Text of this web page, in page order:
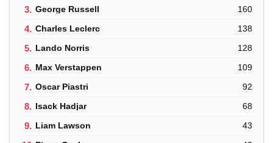
3. George Russell 160
4. Charles Leclerc 138
5. Lando Norris 128
6. Max Verstappen 109
7. Oscar Piastri 92
8. Isack Hadjar 68
9. Liam Lawson 43